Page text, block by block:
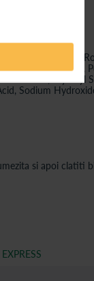
Fruit Extract,
(Avocado) Oil,
Oleate, Glyceryl
Sodium
si apoi clatiti